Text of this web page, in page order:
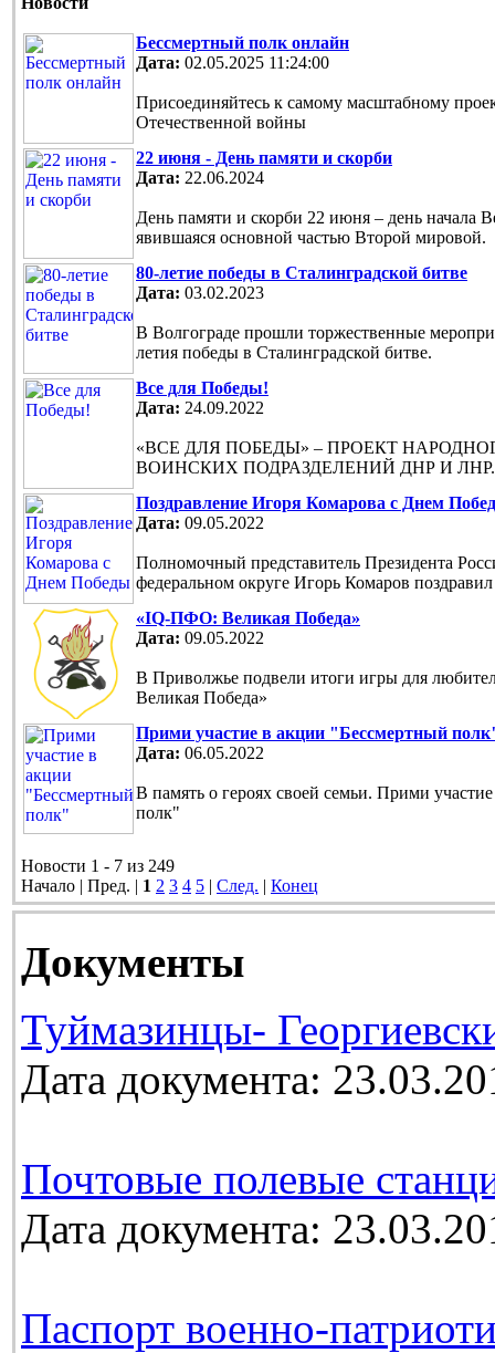
Бессмертный полк онлайн
Дата: 02.05.2025 11:24:00
Присоединяйтесь к самому масштабному
Отечественной войны
22 июня - День памяти и скорби
Дата: 22.06.2024
День памяти и скорби 22 июня – день начала
явившаяся основной частью Второй мировой.
80-летие победы в Сталинградской битве
Дата: 03.02.2023
В Волгограде прошли торжественные
летия победы в Сталинградской битве.
Все для Победы!
Дата: 24.09.2022
«ВСЕ ДЛЯ ПОБЕДЫ» – ПРОЕКТ
ВОИНСКИХ ПОДРАЗДЕЛЕНИЙ ДНР И ЛНР.
Поздравление Игоря Комарова с Днем
Дата: 09.05.2022
Полномочный представитель Президента
федеральном округе Игорь Комаров
«IQ-ПФО: Великая Победа»
Дата: 09.05.2022
В Приволжье подвели итоги игры для
Великая Победа»
Прими участие в акции "Бессмертный
Дата: 06.05.2022
В память о героях своей семьи. Прими
полк"
Новости 1 - 7 из 249
Начало | Пред. | 1 2 3 4 5 | След. | Конец
Документы
Туймазинцы-
Дата документа:
Почтовые полевые
Дата документа:
Паспорт военно-